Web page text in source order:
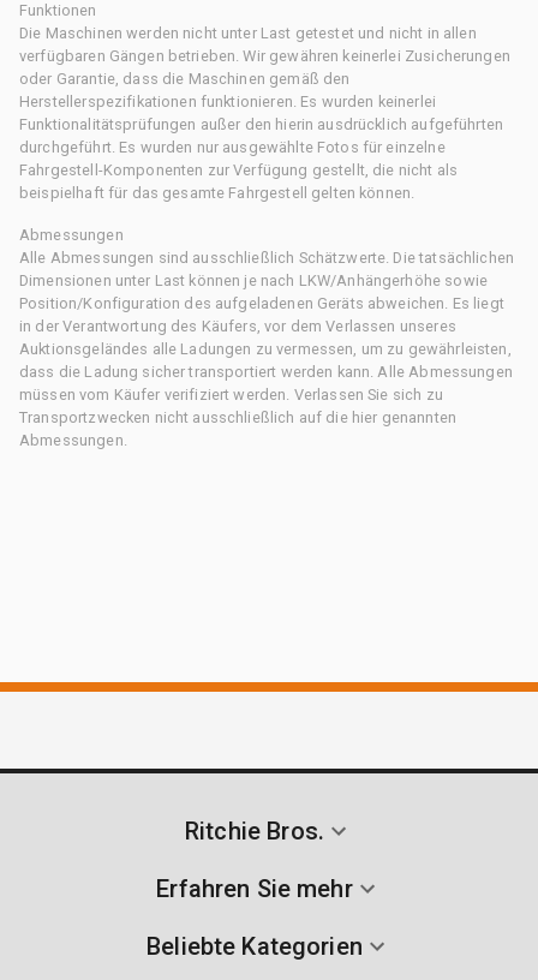
Funktionen
Die Maschinen werden nicht unter Last getestet und nicht in allen
verfügbaren Gängen betrieben. Wir gewähren keinerlei Zusicherungen
oder Garantie, dass die Maschinen gemäß den
Herstellerspezifikationen funktionieren. Es wurden keinerlei
Funktionalitätsprüfungen außer den hierin ausdrücklich aufgeführten
durchgeführt. Es wurden nur ausgewählte Fotos für einzelne
Fahrgestell-Komponenten zur Verfügung gestellt, die nicht als
beispielhaft für das gesamte Fahrgestell gelten können.
Abmessungen
Alle Abmessungen sind ausschließlich Schätzwerte. Die tatsächlichen
Dimensionen unter Last können je nach LKW/Anhängerhöhe sowie
Position/Konfiguration des aufgeladenen Geräts abweichen. Es liegt
in der Verantwortung des Käufers, vor dem Verlassen unseres
Auktionsgeländes alle Ladungen zu vermessen, um zu gewährleisten,
dass die Ladung sicher transportiert werden kann. Alle Abmessungen
müssen vom Käufer verifiziert werden. Verlassen Sie sich zu
Transportzwecken nicht ausschließlich auf die hier genannten
Abmessungen.
Ritchie Bros.
Erfahren Sie mehr
Beliebte Kategorien